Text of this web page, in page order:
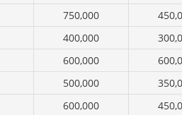
750,000
400,000
600,000
500,000
600,000